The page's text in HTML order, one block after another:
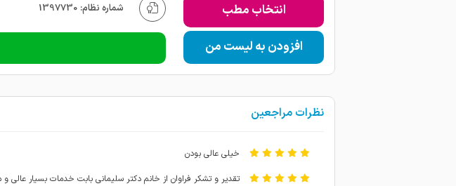
انتخاب مطب
افزودن به لیست من
شماره نظام: 1397730
نظرات مراجعین
خیلی عالی بودن
تقدیر و تشکر فراوان از خانم دکتر سلیمانی بابت خدمات بسیار عالی و